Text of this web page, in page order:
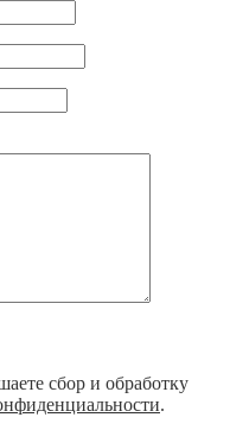
сбор и обработку
.